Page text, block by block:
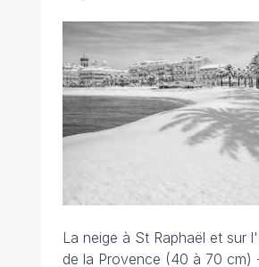
La neige à St Raphaël et sur
de la Provence (40 à 70 cm)